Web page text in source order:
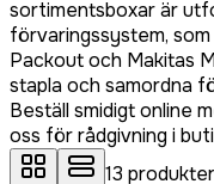
sortimentsboxar är
förvaringssystem,
Packout och Makitas
stapla och samordna
Beställ smidigt online
oss för rådgivning i
13 produkter